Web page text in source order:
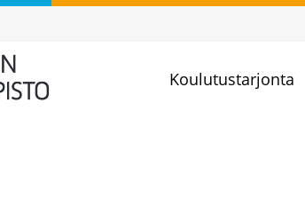
Koulutustarjonta